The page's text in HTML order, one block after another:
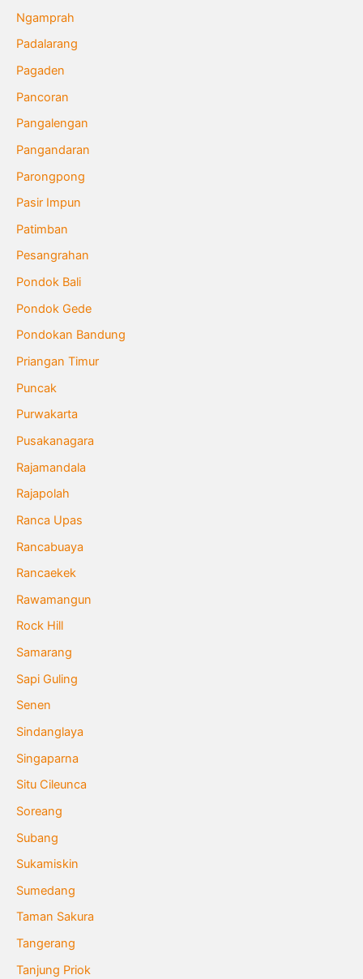
Ngamprah
Padalarang
Pagaden
Pancoran
Pangalengan
Pangandaran
Parongpong
Pasir Impun
Patimban
Pesangrahan
Pondok Bali
Pondok Gede
Pondokan Bandung
Priangan Timur
Puncak
Purwakarta
Pusakanagara
Rajamandala
Rajapolah
Ranca Upas
Rancabuaya
Rancaekek
Rawamangun
Rock Hill
Samarang
Sapi Guling
Senen
Sindanglaya
Singaparna
Situ Cileunca
Soreang
Subang
Sukamiskin
Sumedang
Taman Sakura
Tangerang
Tanjung Priok